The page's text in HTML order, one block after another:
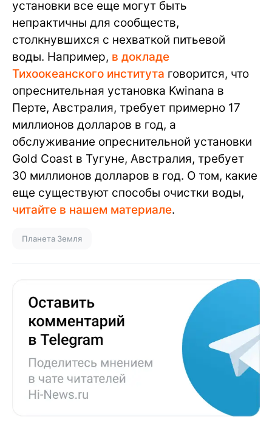
установки все еще могут быть
непрактичны для сообществ,
столкнувшихся с нехваткой питьевой
воды. Например, в докладе
Тихоокеанского института говорится, что
опреснительная установка Kwinana в
Перте, Австралия, требует примерно 17
миллионов долларов в год, а
обслуживание опреснительной установки
Gold Coast в Тугуне, Австралия, требует
30 миллионов долларов в год. О том, какие
еще существуют способы очистки воды,
читайте в нашем материале.
Планета Земля